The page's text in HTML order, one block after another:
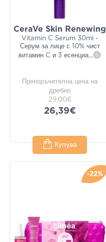
CeraVe Skin Renewing
Vitamin C Serum 30ml -
Серум за лице с 10% чист
витамин C и 3 есенциа... i
Препоръчителна цена на
дребно
29,00€
26,39€
Купува
-22%